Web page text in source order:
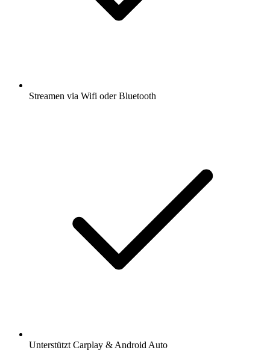
Streamen via Wifi oder Bluetooth
Unterstützt Carplay & Android Auto